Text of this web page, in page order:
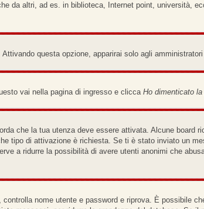
da altri, ad es. in biblioteca, Internet point, università,
Attivando questa opzione, apparirai solo agli
vai nella pagina di ingresso e clicca Ho dimenticato
che la tua utenza deve essere attivata. Alcune board
tipo di attivazione è richiesta. Se ti è stato inviato un
a ridurre la possibilità di avere utenti anonimi che
nome utente e password e riprova. È possibile